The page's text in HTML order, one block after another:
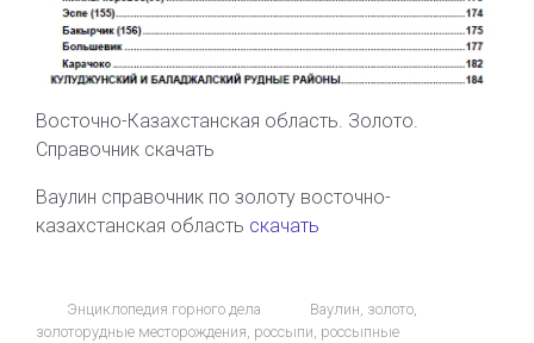
Восточно-Казахстанская область. Золото.
Справочник скачать
Ваулин справочник по золоту восточно-
казахстанская область скачать
Энциклопедия горного дела Ваулин, золото,
золоторудные месторождения, россыпи, россыпные